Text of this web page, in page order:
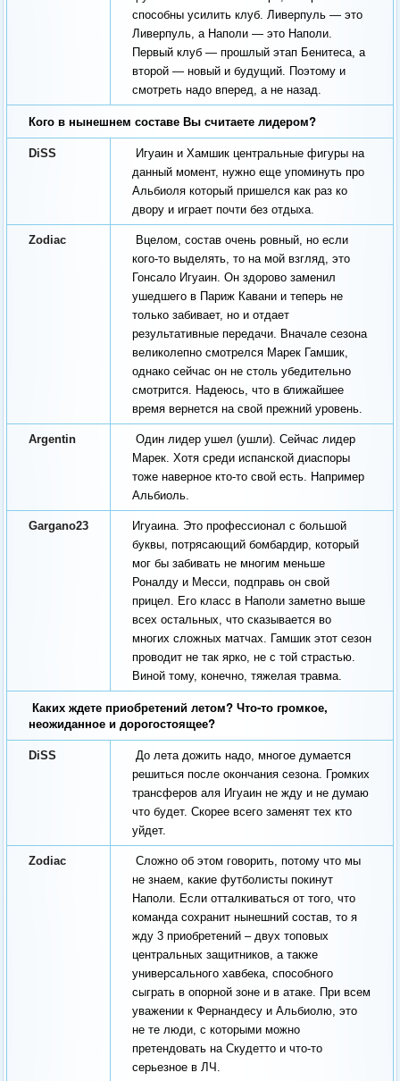
способны усилить клуб. Ливерпуль — это
Ливерпуль, а Наполи — это Наполи.
Первый клуб — прошлый этап Бенитеса, а
второй — новый и будущий. Поэтому и
смотреть надо вперед, а не назад.
Кого в нынешнем составе Вы считаете лидером?
DiSS
Игуаин и Хамшик центральные фигуры на
данный момент, нужно еще упоминуть про
Альбиоля который пришелся как раз ко
двору и играет почти без отдыха.
Zodiac
Вцелом, состав очень ровный, но если
кого-то выделять, то на мой взгляд, это
Гонсало Игуаин. Он здорово заменил
ушедшего в Париж Кавани и теперь не
только забивает, но и отдает
результативные передачи. Вначале сезона
великолепно смотрелся Марек Гамшик,
однако сейчас он не столь убедительно
смотрится. Надеюсь, что в ближайшее
время вернется на свой прежний уровень.
Argentin
Один лидер ушел (ушли). Сейчас лидер
Марек. Хотя среди испанской диаспоры
тоже наверное кто-то свой есть. Например
Альбиоль.
Gargano23
Игуаина. Это профессионал с большой
буквы, потрясающий бомбардир, который
мог бы забивать не многим меньше
Роналду и Месси, подправь он свой
прицел. Его класс в Наполи заметно выше
всех остальных, что сказывается во
многих сложных матчах. Гамшик этот сезон
проводит не так ярко, не с той страстью.
Виной тому, конечно, тяжелая травма.
Каких ждете приобретений летом? Что-то громкое,
неожиданное и дорогостоящее?
DiSS
До лета дожить надо, многое думается
решиться после окончания сезона. Громких
трансферов аля Игуаин не жду и не думаю
что будет. Скорее всего заменят тех кто
уйдет.
Zodiac
Сложно об этом говорить, потому что мы
не знаем, какие футболисты покинут
Наполи. Если отталкиваться от того, что
команда сохранит нынешний состав, то я
жду 3 приобретений – двух топовых
центральных защитников, а также
универсального хавбека, способного
сыграть в опорной зоне и в атаке. При всем
уважении к Фернандесу и Альбиолю, это
не те люди, с которыми можно
претендовать на Скудетто и что-то
серьезное в ЛЧ.